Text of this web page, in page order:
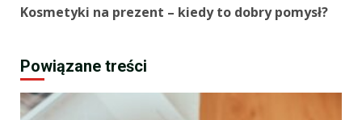
Kosmetyki na prezent – kiedy to dobry pomysł?
Powiązane treści